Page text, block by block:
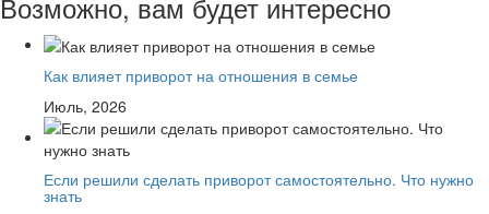
Как влияет приворот на отношения в семье
Июль, 2026
Если решили сделать приворот самостоятельно. Что нужно
знать